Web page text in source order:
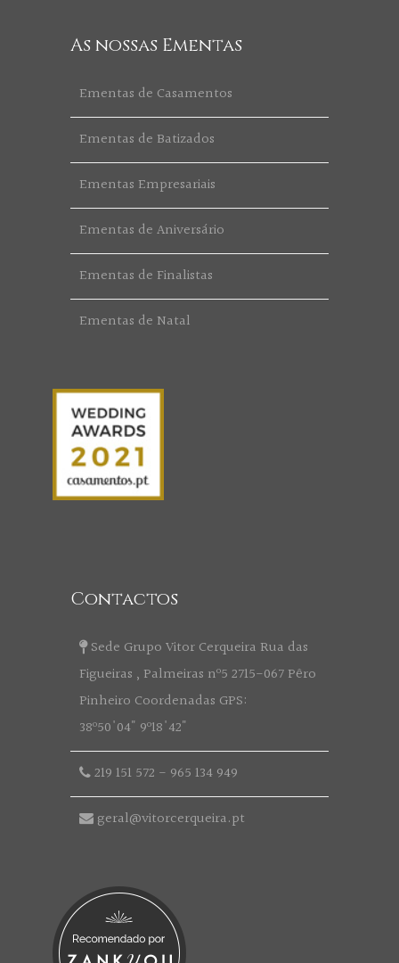
As nossas Ementas
Ementas de Casamentos
Ementas de Batizados
Ementas Empresariais
Ementas de Aniversário
Ementas de Finalistas
Ementas de Natal
Contactos
Sede Grupo Vitor Cerqueira Rua das
Figueiras , Palmeiras nº5 2715-067 Pêro
Pinheiro Coordenadas GPS:
38º50'04" 9º18'42"
219 151 572 - 965 134 949
geral@vitorcerqueira.pt